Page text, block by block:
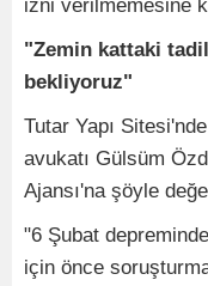
izni verilmemesine
"Zemin kattaki
bekliyoruz"
Tutar Yapı
avukatı Gülsüm
Ajansı'na şöyle
"6 Şubat
için önce